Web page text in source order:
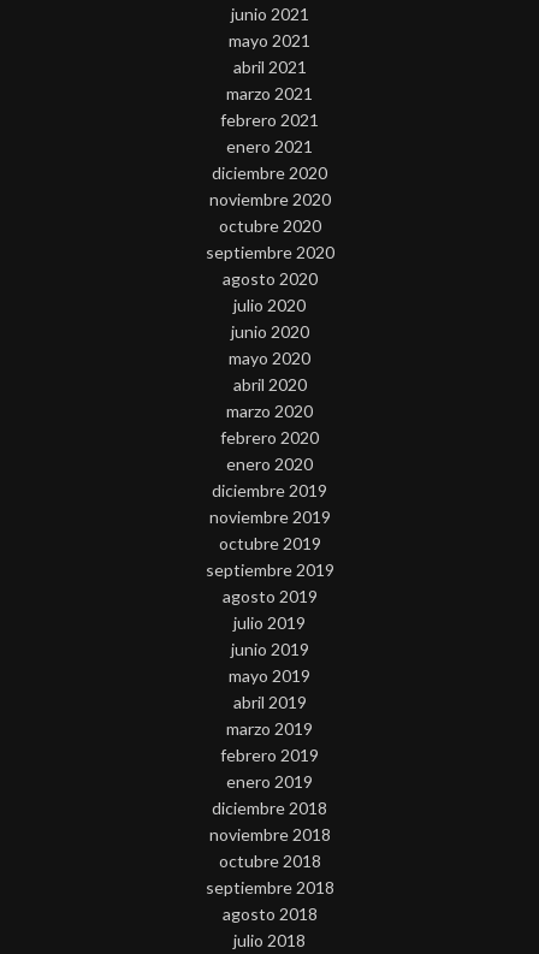
junio 2021
mayo 2021
abril 2021
marzo 2021
febrero 2021
enero 2021
diciembre 2020
noviembre 2020
octubre 2020
septiembre 2020
agosto 2020
julio 2020
junio 2020
mayo 2020
abril 2020
marzo 2020
febrero 2020
enero 2020
diciembre 2019
noviembre 2019
octubre 2019
septiembre 2019
agosto 2019
julio 2019
junio 2019
mayo 2019
abril 2019
marzo 2019
febrero 2019
enero 2019
diciembre 2018
noviembre 2018
octubre 2018
septiembre 2018
agosto 2018
julio 2018